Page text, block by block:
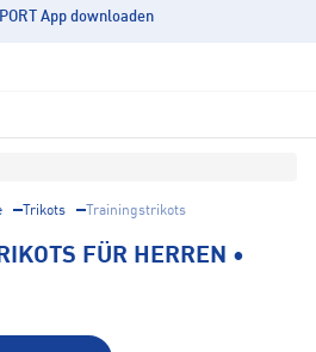
App downloaden
Trikots Trainingstrikots
FÜR HERREN •